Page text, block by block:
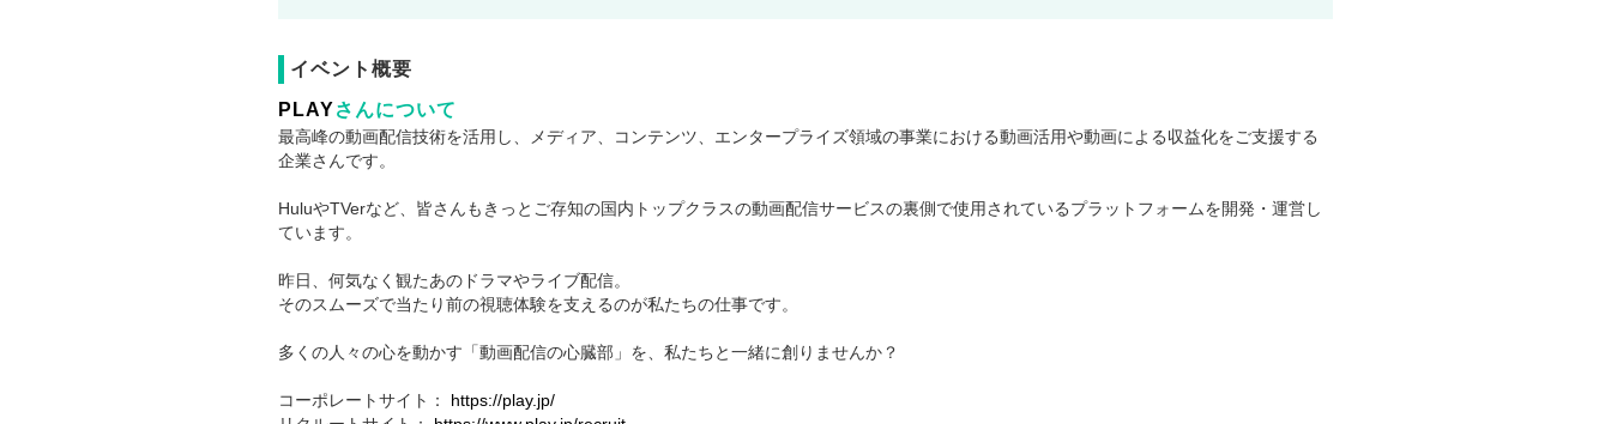
イベント概要
PLAYさんについて
最高峰の動画配信技術を活用し、メディア、コンテンツ、エンタープライズ領域の事業における動画活用や動画による収益化をご支援する
企業さんです。
HuluやTVerなど、皆さんもきっとご存知の国内トップクラスの動画配信サービスの裏側で使用されているプラットフォームを開発・運営し
ています。
昨日、何気なく観たあのドラマやライブ配信。
そのスムーズで当たり前の視聴体験を支えるのが私たちの仕事です。
多くの人々の心を動かす「動画配信の心臓部」を、私たちと一緒に創りませんか？
コーポレートサイト： https://play.jp/